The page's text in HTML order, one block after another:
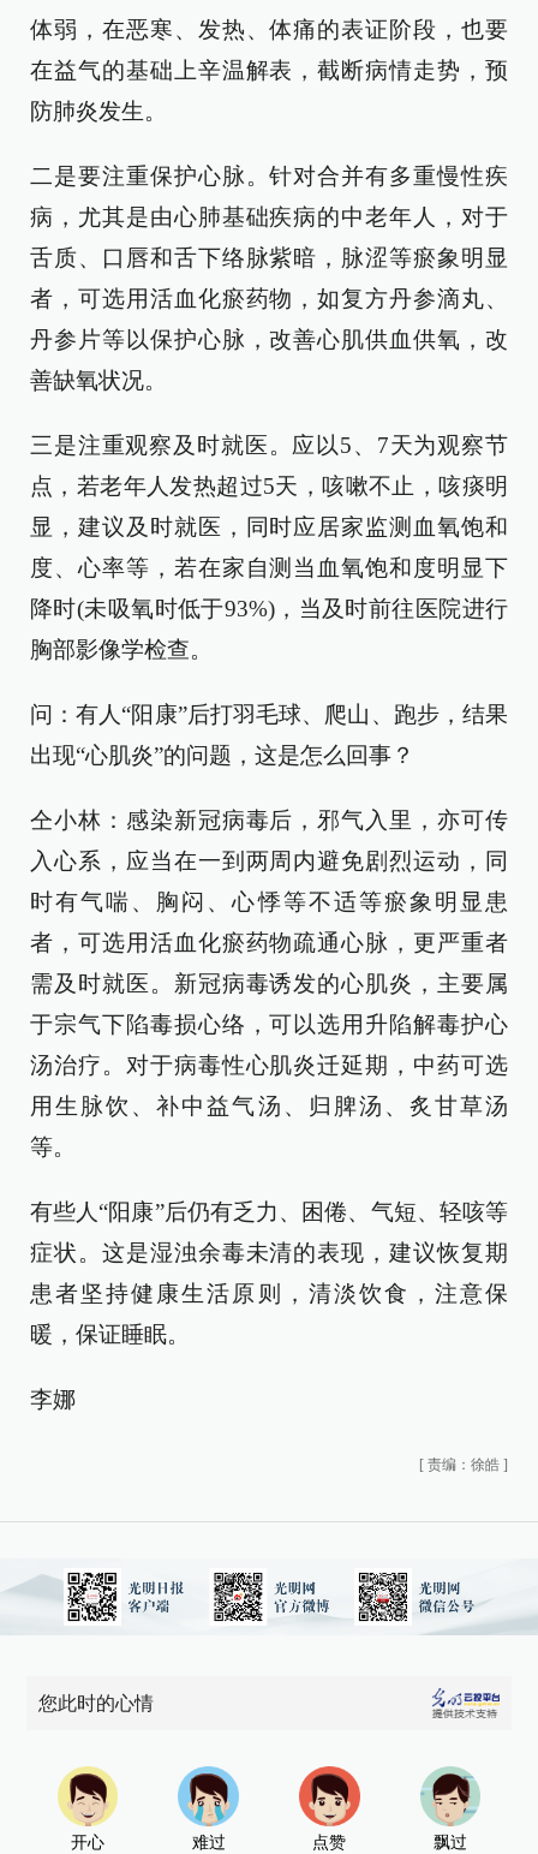
体弱，在恶寒、发热、体痛的表证阶段，也要
在益气的基础上辛温解表，截断病情走势，预
防肺炎发生。
二是要注重保护心脉。针对合并有多重慢性疾
病，尤其是由心肺基础疾病的中老年人，对于
舌质、口唇和舌下络脉紫暗，脉涩等瘀象明显
者，可选用活血化瘀药物，如复方丹参滴丸、
丹参片等以保护心脉，改善心肌供血供氧，改
善缺氧状况。
三是注重观察及时就医。应以5、7天为观察节
点，若老年人发热超过5天，咳嗽不止，咳痰明
显，建议及时就医，同时应居家监测血氧饱和
度、心率等，若在家自测当血氧饱和度明显下
降时(未吸氧时低于93%)，当及时前往医院进行
胸部影像学检查。
问：有人“阳康”后打羽毛球、爬山、跑步，结果
出现“心肌炎”的问题，这是怎么回事？
仝小林：感染新冠病毒后，邪气入里，亦可传
入心系，应当在一到两周内避免剧烈运动，同
时有气喘、胸闷、心悸等不适等瘀象明显患
者，可选用活血化瘀药物疏通心脉，更严重者
需及时就医。新冠病毒诱发的心肌炎，主要属
于宗气下陷毒损心络，可以选用升陷解毒护心
汤治疗。对于病毒性心肌炎迁延期，中药可选
用生脉饮、补中益气汤、归脾汤、炙甘草汤
等。
有些人“阳康”后仍有乏力、困倦、气短、轻咳等
症状。这是湿浊余毒未清的表现，建议恢复期
患者坚持健康生活原则，清淡饮食，注意保
暖，保证睡眠。
李娜
[ 责编：徐皓 ]
您此时的心情
开心 难过 点赞 飘过